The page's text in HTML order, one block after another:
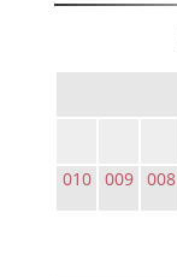
010 009 008